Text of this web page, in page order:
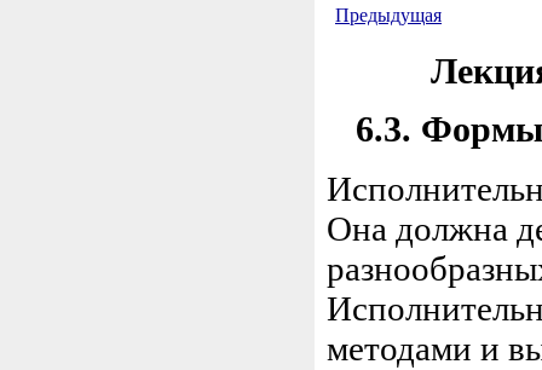
Предыдущая
6.3. Формы
Она должна
методами и